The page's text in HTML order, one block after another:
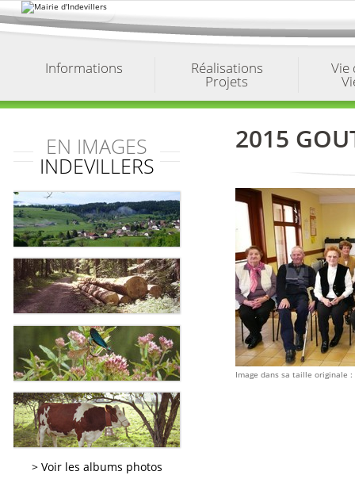
au
contenu.
Informations Réalisations
Projets
Vie
EN IMAGES
INDEVILLERS
Voir les albums photos
2015
Image dans sa taille originale :